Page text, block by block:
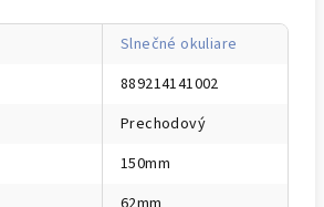
Slnečné okuliare
889214141002
Prechodový
150mm